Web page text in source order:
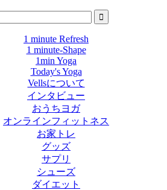
1 minute Refresh
1 minute-Shape
1min Yoga
Today's Yoga
Vellsについて
インタビュー
おうちヨガ
オンラインフィットネス
お家トレ
グッズ
サプリ
シューズ
ダイエット